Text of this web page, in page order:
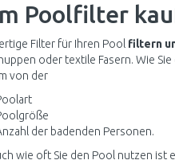
Poolfilter
Filter für Ihren Pool filtern
oder textile Fasern. Wie
von der
der badenden Personen.
wie oft Sie den Pool nutzen ist